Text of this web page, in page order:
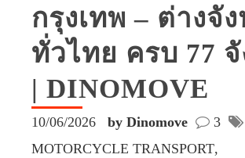
กรุงเทพ – ต่างจั
ทั่วไทย ครบ 77
| DINOMOVE
10/06/2026 by Dinomove
3
MOTORCYCLE TRANSPORT